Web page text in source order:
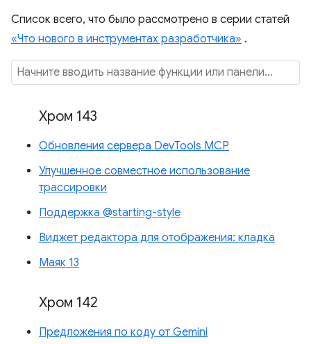
Список всего, что было рассмотрено в серии статей
«Что нового в инструментах разработчика» .
Хром 143
Обновления сервера DevTools MCP
Улучшенное совместное использование
трассировки
Поддержка @starting-style
Виджет редактора для отображения: кладка
Маяк 13
Хром 142
Предложения по коду от Gemini